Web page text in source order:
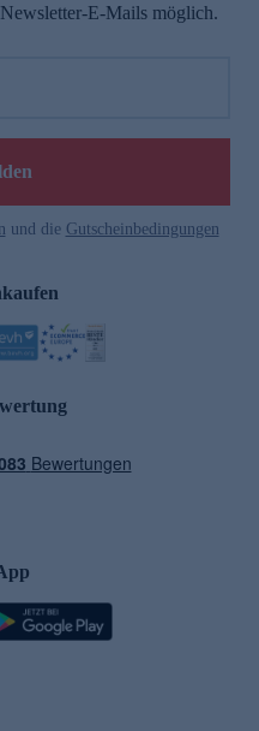
E-Mails möglich.
und die Gutscheinbedingungen